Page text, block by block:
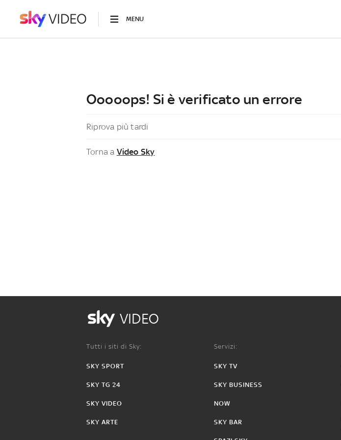
MENU
Ooooops! Si è verificato un errore
Riprova più tardi
Torna a Video Sky
VIDEO
Tutti i siti di Sky:
SKY SPORT
SKY TG 24
SKY VIDEO
SKY ARTE
Servizi:
SKY TV
SKY BUSINESS
NOW
SKY BAR